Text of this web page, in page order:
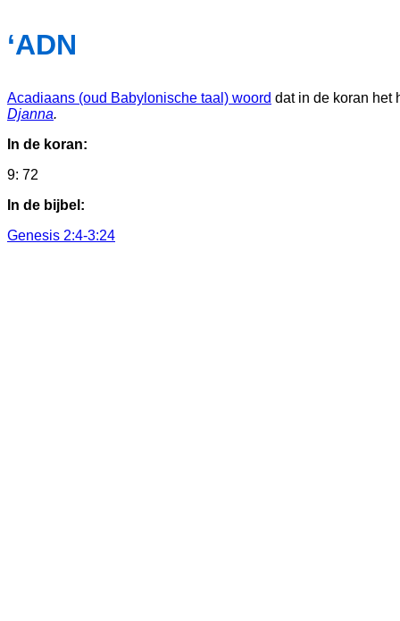
‘ADN
Acadiaans (oud Babylonische taal) woord dat in de koran het
Djanna.
In de koran:
9: 72
In de bijbel:
Genesis 2:4-3:24